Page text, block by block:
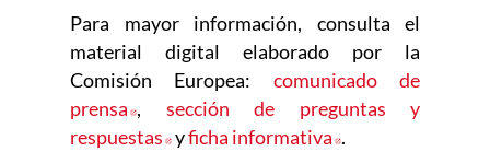
Para mayor información, consulta el
material digital elaborado por la
Comisión Europea: comunicado de
prensa Abre en nueva ventana
, sección de preguntas y
respuestas Abre en nueva ventana
yficha informativa Abre en nueva
.